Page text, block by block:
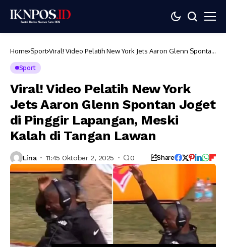
Home Sport Viral! Video Pelatih New York Jets Aaron Glenn Spontan
Sport
Viral! Video Pelatih New York
Jets Aaron Glenn Spontan Joget
di Pinggir Lapangan, Meski
Kalah di Tangan Lawan
Lina 11:45 Oktober 2, 2025 0 Share